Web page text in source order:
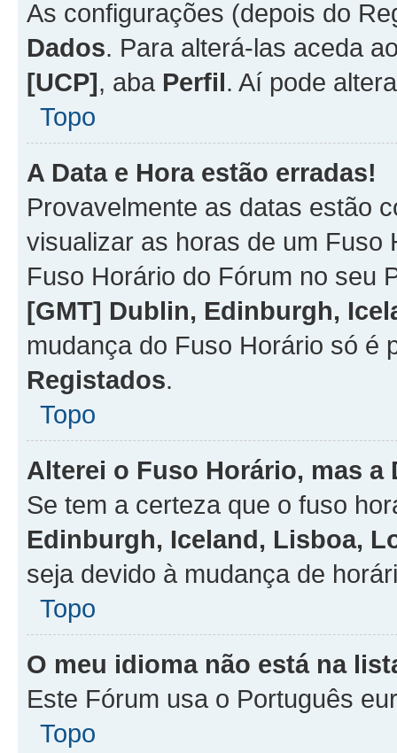
As configurações (depois do
Dados. Para alterá-las aceda
[UCP], aba Perfil. Aí pode
Topo
A Data e Hora estão erradas!
Provavelmente as datas estão
visualizar as horas de um Fuso
Fuso Horário do Fórum no seu
[GMT] Dublin, Edinburgh,
mudança do Fuso Horário só é
Registados.
Topo
Alterei o Fuso Horário, mas a
Se tem a certeza que o fuso
Edinburgh, Iceland, Lisboa,
seja devido à mudança de
Topo
O meu idioma não está na
Este Fórum usa o Português
Topo